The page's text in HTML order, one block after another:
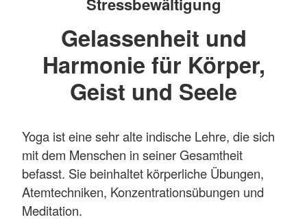
Gelassenheit und
Harmonie für Körper,
Geist und Seele
Yoga ist eine sehr alte indische Lehre, die sich
mit dem Menschen in seiner Gesamtheit
befasst. Sie beinhaltet körperliche Übungen,
Atemtechniken, Konzentrationsübungen und
Meditation.